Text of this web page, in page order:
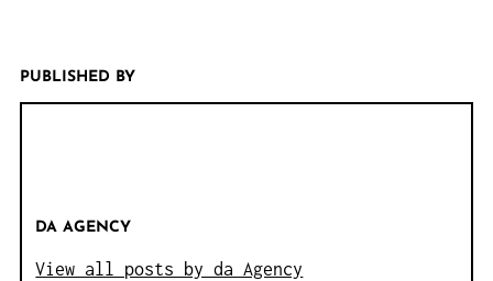
PUBLISHED BY
DA AGENCY
View all posts by da Agency